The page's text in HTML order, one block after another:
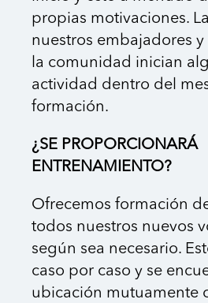
propias motivaciones.
nuestros embajadores
la comunidad inician
actividad dentro del
formación.
¿SE PROPORCIONARÁ
ENTRENAMIENTO?
Ofrecemos formación
todos nuestros nuevos
según sea necesario.
caso por caso y se
ubicación mutuamente